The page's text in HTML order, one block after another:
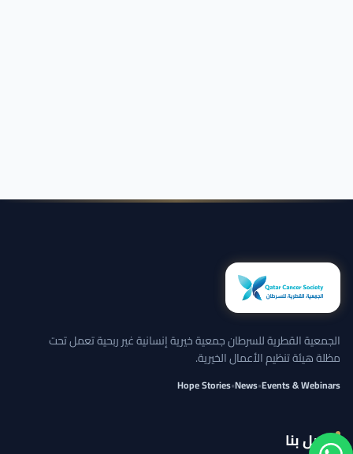
الجمعية القطرية للسرطان جمعية خيرية إنسانية غير ربحية تعمل تحت
مظلة هيئة تنظيم الأعمال الخيرية.
Events & Webinars
•
News
•
Hope Stories
اتصل بنا